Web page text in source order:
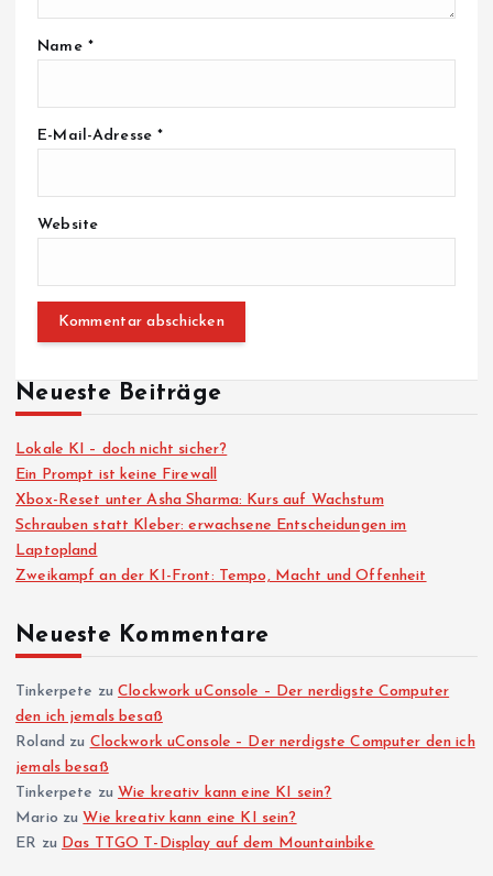
Name *
E-Mail-Adresse*
Website
Neueste Beiträge
Lokale KI – doch nicht sicher?
Ein Prompt ist keine Firewall
Xbox-Reset unter Asha Sharma: Kurs auf Wachstum
Schrauben statt Kleber: erwachsene Entscheidungen im
Laptopland
Zweikampf an der KI-Front: Tempo, Macht und Offenheit
Neueste Kommentare
Tinkerpete zuClockwork uConsole – Der nerdigste Computer
den ich jemals besaß
Roland zu Clockwork uConsole – Der nerdigste Computer den ich
jemals besaß
Tinkerpete zu Wie kreativ kann eine KI sein?
Mario zu Wie kreativ kann eine KI sein?
ER zu Das TTGO T-Display auf dem Mountainbike